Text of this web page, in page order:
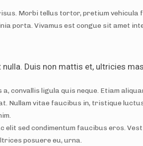
Morbi tellus tortor, pretium
porta. Vivamus est congue sit amet
Duis non mattis et, ultricies
convallis ligula quis neque. Etiam
Nullam vitae faucibus in, tristique
sed condimentum faucibus eros.
posuere eu, urna.